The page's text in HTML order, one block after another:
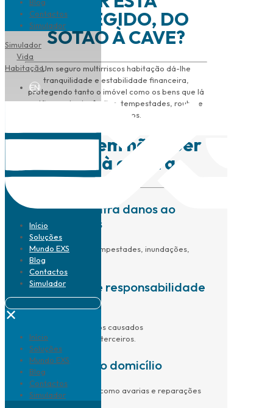
Contactos
Simulador
Simulador
Vida
Habitação
EN
Início
Soluções
Mundo EXS
Blog
Contactos
Simulador
✕
Início
Soluções
Mundo EXS
Blog
Contactos
Simulador
PROTEGIDO, DO
SOTÃO À CAVE?
Um seguro multirriscos habitação dá-lhe
tranquilidade e estabilidade financeira,
protegendo tanto o imóvel como os bens que lá
estão, contra incêndios, tempestades, roubo e
outros danos.
Para quem não quer
ficar à espera
Proteção contra danos ao
imóvel e bens
Contra incêndios, tempestades, inundações,
entre outros.
Cobertura de responsabilidade
civil
Protege contra danos causados
involuntariamente a terceiros.
Assistência ao domicílio
Apoio em situações como avarias e reparações
urgentes.